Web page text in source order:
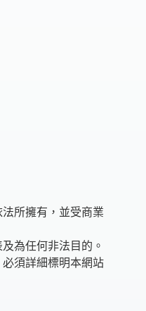
所擁有，並受商業
為任何非法目的。
須詳細標明本網站